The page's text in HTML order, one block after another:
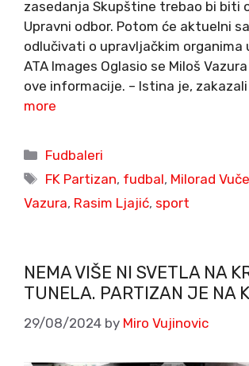
zasedanja Skupštine trebao bi biti
Upravni odbor. Potom će aktuelni
odlučivati o upravljačkim organima
ATA Images Oglasio se Miloš
ove informacije. – Istina je,
more
Categories
Fudbaleri
Tags
FK Partizan, fudbal, Milorad
Vazura, Rasim Ljajić, sport
NEMA VIŠE NI SVETLA NA
TUNELA. PARTIZAN JE NA
29/08/2024 by Miro Vujinovic